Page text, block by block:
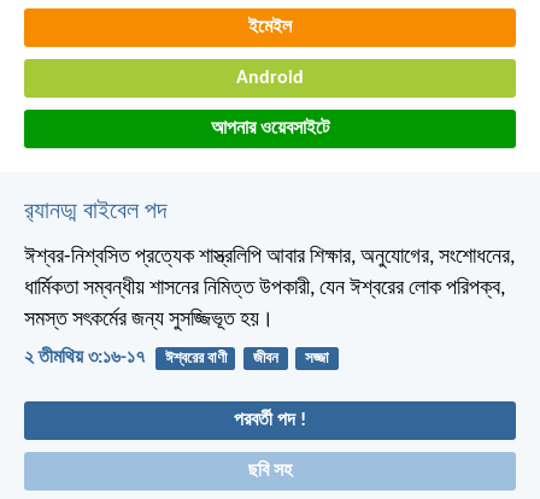
ইমেইল
Android
আপনার ওয়েবসাইটে
র‌্যানড্ম বাইবেল পদ
ঈশ্বর-নিশ্বসিত প্রত্যেক শাস্ত্রলিপি আবার শিক্ষার, অনুযোগের, সংশোধনের,
ধার্মিকতা সম্বন্ধীয় শাসনের নিমিত্ত উপকারী, যেন ঈশ্বরের লোক পরিপক্ব,
সমস্ত সৎকর্মের জন্য সুসজ্জিভূত হয়।
২ তীমথিয় ৩:১৬-১৭ ঈশ্বরের বাণী জীবন সজ্জা
পরবর্তী পদ !
ছবি সহ